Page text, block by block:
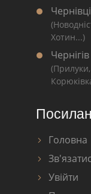
Чернівці
Хотин...)
Чернігів
Головна
Увійти